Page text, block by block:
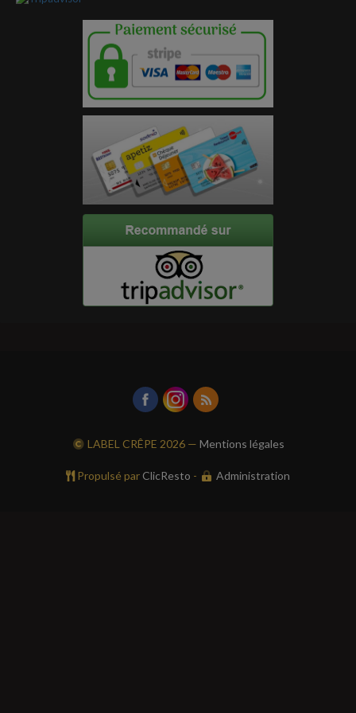
LABEL CRÊPE 2026 —Mentions légales
Propulsé par ClicResto - Administration